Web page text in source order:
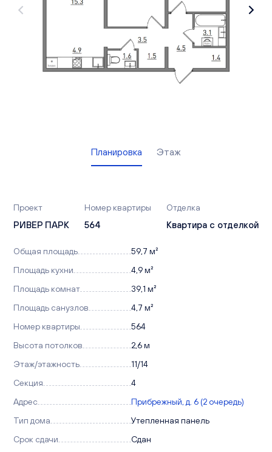
Вакансии
Офисы продаж
Планировка Этаж
Проект
РИВЕР ПАРК
Номер квартиры
564
Отделка
Квартира с отделкой
Общая площадь
59,7 м²
Площадь кухни
4,9 м²
Площадь комнат
39,1 м²
Площадь санузлов
4,7 м²
Номер квартиры
564
Высота потолков
2,6 м
Этаж/этажность
11/14
Секция
4
Адрес
Прибрежный, д. 6 (2 очередь)
Тип дома
Утепленная панель
Срок сдачи
Сдан